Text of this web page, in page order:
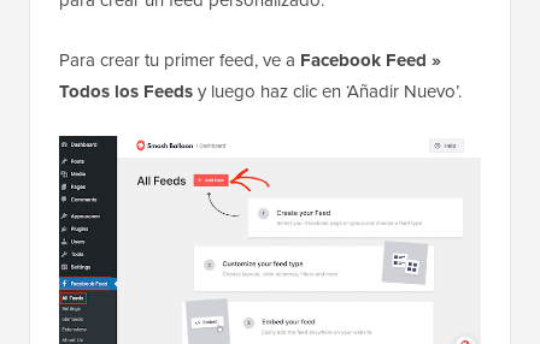
Para crear tu primer feed, ve a Facebook Feed »
Todos los Feedsy luego haz clic en ‘Añadir Nuevo’.